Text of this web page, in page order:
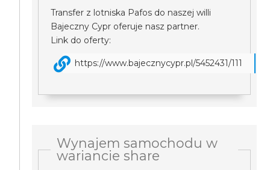
Transfer z lotniska Pafos do naszej willi
Bajeczny Cypr oferuje nasz partner.
Link do oferty:
https://www.bajecznycypr.pl/5452431/111
Wynajem samochodu w
wariancie share